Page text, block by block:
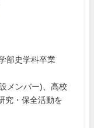
部史学科卒業
メンバー)、高校
究・保全活動を